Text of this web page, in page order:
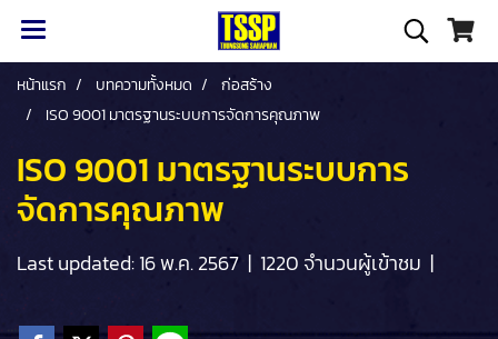
หน้าแรก บทความทั้งหมด
ก่อสร้าง
ISO 9001 มาตรฐานระบบการจัดการคุณภาพ
ISO 9001 มาตรฐานระบบการ
จัดการคุณภาพ
Last updated: 16 พ.ค. 2567 | 1220 จำนวนผู้เข้าชม |